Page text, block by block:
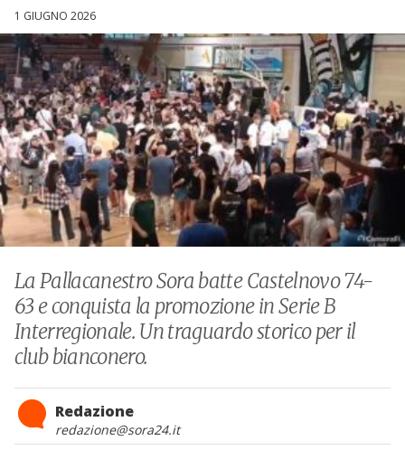
1 GIUGNO 2026
La Pallacanestro Sora batte Castelnovo 74-
63 e conquista la promozione in Serie B
Interregionale. Un traguardo storico per il
club bianconero.
Redazione
redazione@sora24.it